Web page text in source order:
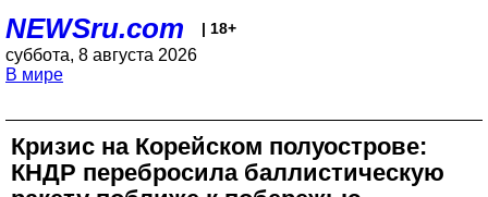
NEWSru.com | 18+
суббота, 8 августа 2026
В мире
Кризис на Корейском полуострове:
КНДР перебросила баллистическую